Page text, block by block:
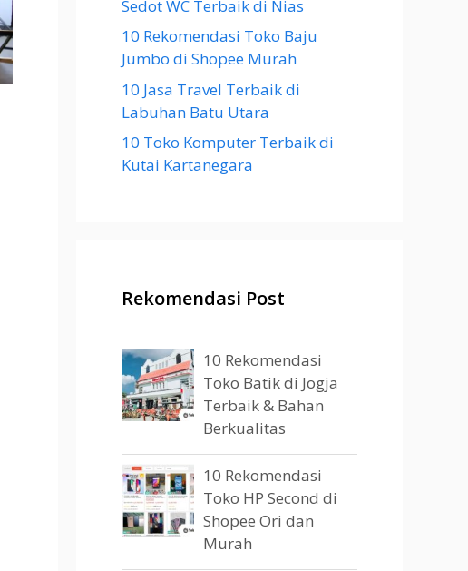
Sedot WC Terbaik di Nias
10 Rekomendasi Toko Baju
Jumbo di Shopee Murah
10 Jasa Travel Terbaik di
Labuhan Batu Utara
10 Toko Komputer Terbaik di
Kutai Kartanegara
Rekomendasi Post
10 Rekomendasi
Toko Batik di Jogja
Terbaik & Bahan
Berkualitas
10 Rekomendasi
Toko HP Second di
Shopee Ori dan
Murah